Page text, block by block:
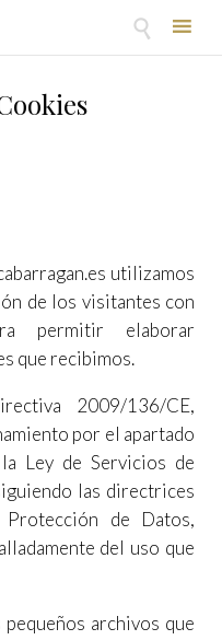

utilizamos
de los visitantes con
permitir elaborar
que recibimos.
2009/136/CE,
por el apartado
Ley de Servicios de
las directrices
de Datos,
del uso que
archivos que